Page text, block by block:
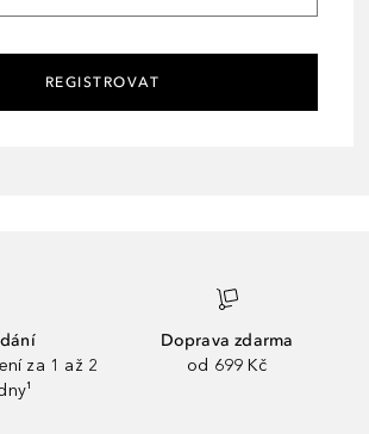
REGISTROVAT
za 1 až 2
Doprava zdarma
od 699 Kč